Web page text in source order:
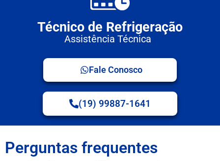
Técnico de Refrigeração
Assistência Técnica
Fale Conosco
(19) 99887-1641
Perguntas frequentes